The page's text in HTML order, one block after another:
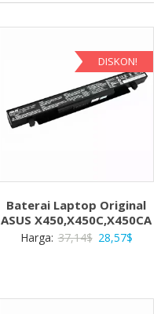
DISKON!
Baterai Laptop Original
ASUS X450,X450C,X450CA
Harga: 37,14$ Harga
37,14$.
28,57$Harga
adalah: